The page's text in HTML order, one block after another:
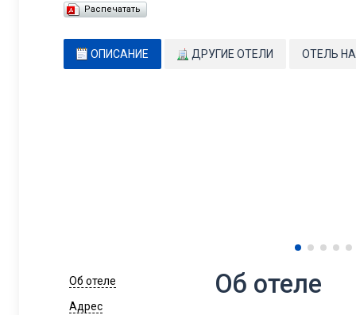
Распечатать
ОПИСАНИЕ ДРУГИЕ ОТЕЛИ ОТЕЛЬ
Об отеле
Адрес
Об отеле